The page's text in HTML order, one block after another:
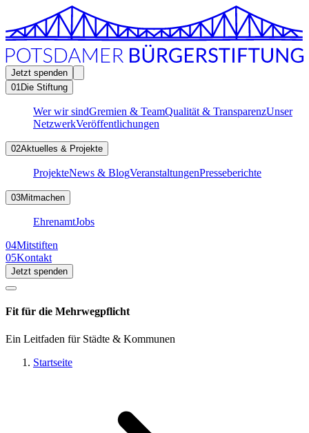
Jetzt spenden
01Die Stiftung
Wer wir sindGremien & TeamQualität & TransparenzUnser
NetzwerkVeröffentlichungen
02Aktuelles & Projekte
ProjekteNews & BlogVeranstaltungenPresseberichte
03Mitmachen
EhrenamtJobs
04Mitstiften
05Kontakt
Jetzt spenden
Fit für die Mehrwegpflicht
Ein Leitfaden für Städte & Kommunen
Startseite